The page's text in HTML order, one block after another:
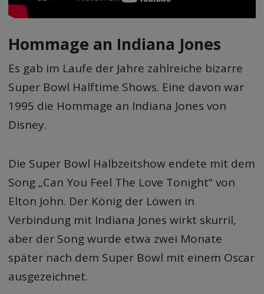
Hommage an Indiana Jones
Es gab im Laufe der Jahre zahlreiche bizarre
Super Bowl Halftime Shows. Eine davon war
1995 die Hommage an Indiana Jones von
Disney.
Die Super Bowl Halbzeitshow endete mit dem
Song „Can You Feel The Love Tonight“ von
Elton John. Der König der Löwen in
Verbindung mit Indiana Jones wirkt skurril,
aber der Song wurde etwa zwei Monate
später nach dem Super Bowl mit einem Oscar
ausgezeichnet.